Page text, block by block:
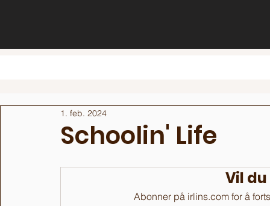
Schoolin' Life
1. feb. 2024
Vil
Abonner på irlins.com for å